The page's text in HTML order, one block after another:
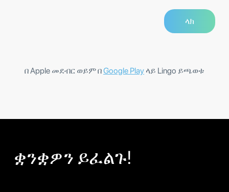
በ Apple መደብር ወይም በGoogle Play ላይ Lingo ይጫወቱ
ቋንቋዎን ይፈልጉ!